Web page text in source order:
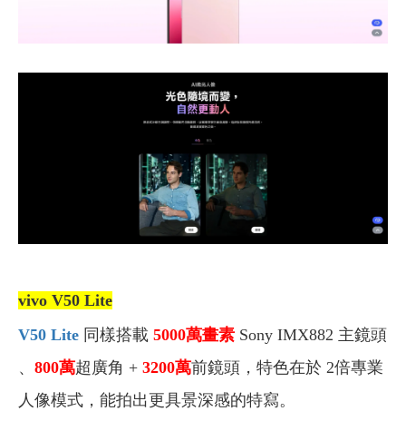
vivo V50 Lite
V50 Lite 同樣搭載 5000萬畫素 Sony IMX882 主鏡頭
、 800萬超廣角 + 3200萬前鏡頭，特色在於 2倍專業
人像模式，能拍出更具景深感的特寫。